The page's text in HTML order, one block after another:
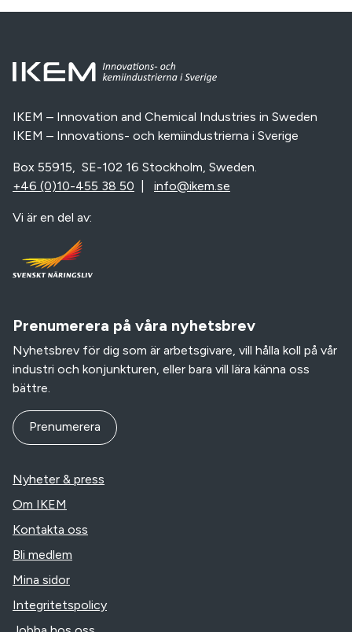
IKEM – Innovation and Chemical Industries in Sweden
IKEM – Innovations- och kemiindustrierna i Sverige
Box 55915, SE-102 16 Stockholm, Sweden.
+46 (0)10-455 38 50
info@ikem.se
Vi är en del av:
Prenumerera på våra nyhetsbrev
Nyhetsbrev för dig som är arbetsgivare, vill hålla koll på vår
industri och konjunkturen, eller bara vill lära känna oss
bättre.
Prenumerera
Nyheter & press
Om IKEM
Kontakta oss
Bli medlem
Mina sidor
Integritetspolicy